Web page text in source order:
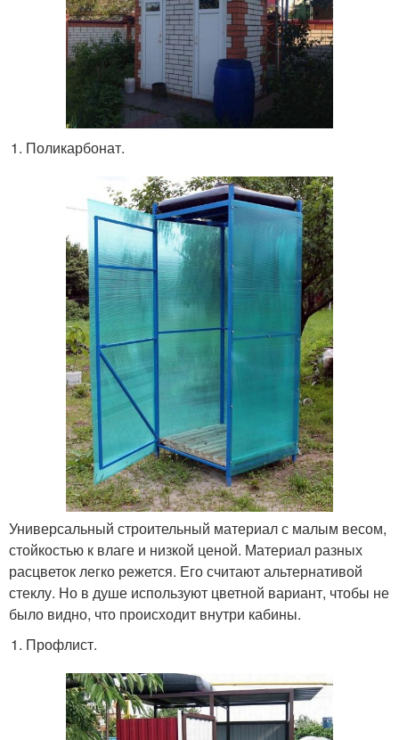
Поликарбонат.
Универсальный строительный материал с малым весом,
стойкостью к влаге и низкой ценой. Материал разных
расцветок легко режется. Его считают альтернативой
стеклу. Но в душе используют цветной вариант, чтобы не
было видно, что происходит внутри кабины.
Профлист.